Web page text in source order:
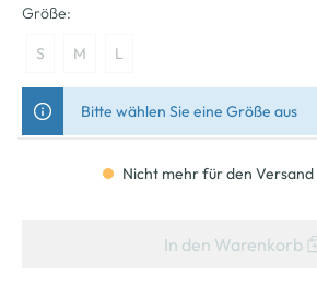
Größe:
S M L
Bitte wählen Sie eine Größe aus
Nicht mehr für den
In den Warenkorb